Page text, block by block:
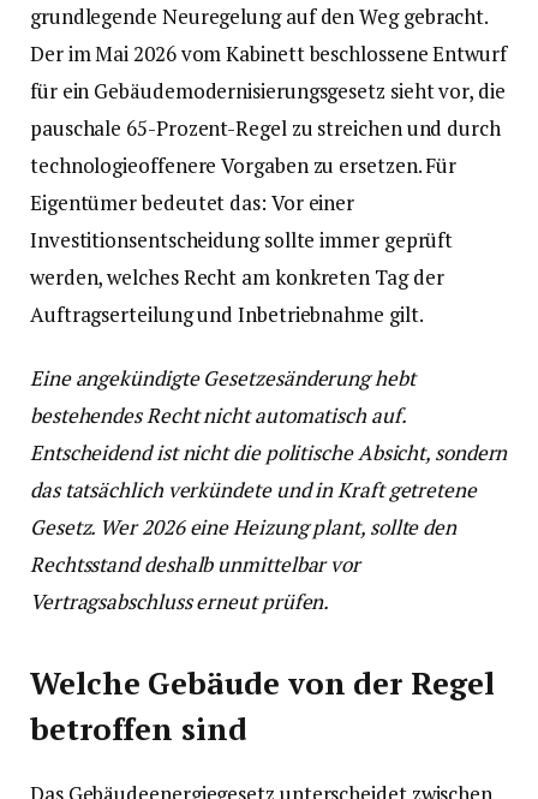
grundlegende Neuregelung auf den Weg gebracht.
Der im Mai 2026 vom Kabinett beschlossene Entwurf
für ein Gebäudemodernisierungsgesetz sieht vor, die
pauschale 65-Prozent-Regel zu streichen und durch
technologieoffenere Vorgaben zu ersetzen. Für
Eigentümer bedeutet das: Vor einer
Investitionsentscheidung sollte immer geprüft
werden, welches Recht am konkreten Tag der
Auftragserteilung und Inbetriebnahme gilt.
Eine angekündigte Gesetzesänderung hebt
bestehendes Recht nicht automatisch auf.
Entscheidend ist nicht die politische Absicht, sondern
das tatsächlich verkündete und in Kraft getretene
Gesetz. Wer 2026 eine Heizung plant, sollte den
Rechtsstand deshalb unmittelbar vor
Vertragsabschluss erneut prüfen.
Welche Gebäude von der Regel
betroffen sind